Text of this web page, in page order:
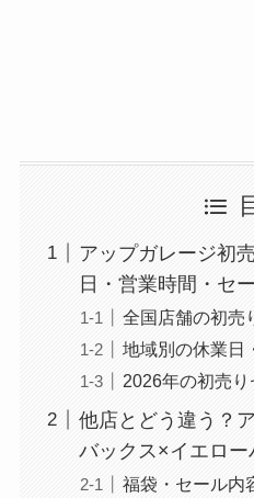
アップガレージ初
日・営業時間・セ
全国店舗の初売
地域別の休業日
2026年の初売
他店とどう違う？
バックス×イエロー
福袋・セール内